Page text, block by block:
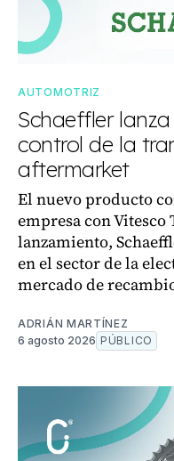
AUTOMOTRIZ
Schaeffler
control de la
aftermarket
El nuevo producto
empresa con Vitesco
lanzamiento,
en el sector de la
mercado de
ADRIÁN MARTÍNEZ
6 agosto 2026 PÚBLICO